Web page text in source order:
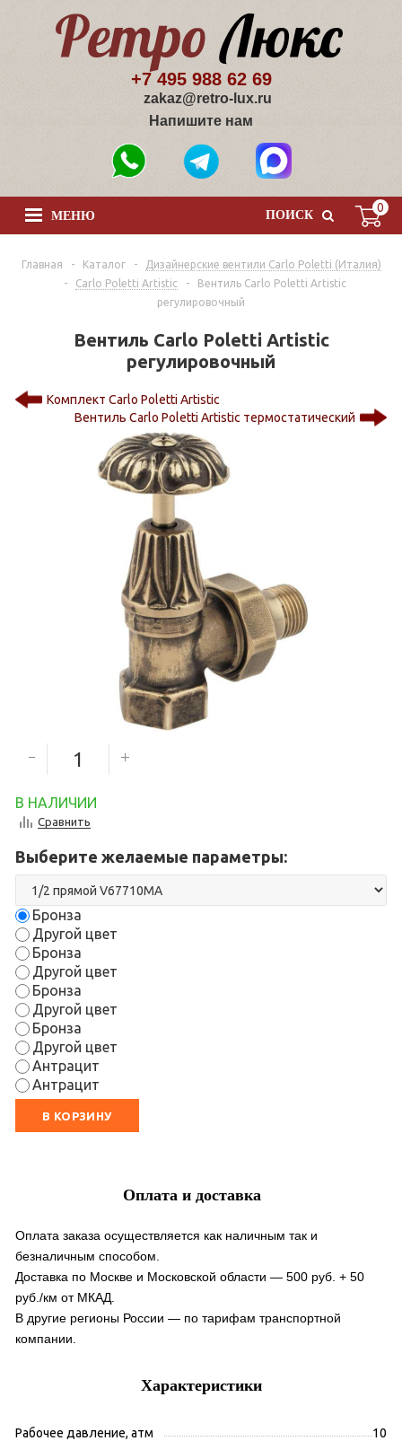
+7 495 988 62 69
zakaz@retro-lux.ru
Напишите нам
0
ПОИСК
МЕНЮ
Главная - Каталог -
Дизайнерские вентили Сarlo Poletti (Италия)
-
Carlo Poletti Artistic -
Вентиль Carlo Poletti Artistic
регулировочный
Вентиль Carlo Poletti Artistic
регулировочный
Комплект Carlo Poletti Artistic
Вентиль Carlo Poletti Artistic термостатический
В НАЛИЧИИ
Сравнить
Выберите желаемые параметры:
Бронза
Другой цвет
Бронза
Другой цвет
Бронза
Другой цвет
Бронза
Другой цвет
Антрацит
Антрацит
В КОРЗИНУ
Оплата и доставка
Оплата заказа осуществляется как наличным так и
безналичным способом.
Доставка по Москве и Московской области — 500 руб. + 50
руб./км от МКАД.
В другие регионы России — по тарифам транспортной
компании.
Характеристики
Рабочее давление, атм
10